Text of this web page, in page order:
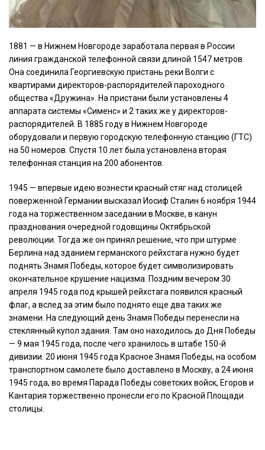
1881 — в Нижнем Новгороде заработала первая в России
линия гражданской телефонной связи длиной 1547 метров.
Она соединила Георгиевскую пристань реки Волги с
квартирами директоров-распорядителей пароходного
общества «Дружина». На пристани были установлены 4
аппарата системы «Сименс» и 2 таких же у директоров-
распорядителей. В 1885 году в Нижнем Новгороде
оборудовали и первую городскую телефонную станцию (ГТС)
на 50 номеров. Спустя 10 лет была установлена вторая
телефонная станция на 200 абонентов.
1945 — впервые идею вознести красный стяг над столицей
поверженной Германии высказал Иосиф Сталин 6 ноября 1944
года на торжественном заседании в Москве, в канун
празднования очередной годовщины Октябрьской
революции. Тогда же он принял решение, что при штурме
Берлина над зданием германского рейхстага нужно будет
поднять Знамя Победы, которое будет символизировать
окончательное крушение нацизма. Поздним вечером 30
апреля 1945 года под крышей рейхстага появился красный
флаг, а вслед за этим было поднято еще два таких же
знамени. На следующий день Знамя Победы перенесли на
стеклянный купол здания. Там оно находилось до Дня Победы
— 9 мая 1945 года, после чего хранилось в штабе 150-й
дивизии. 20 июня 1945 года Красное Знамя Победы, на особом
транспортном самолете было доставлено в Москву, а 24 июня
1945 года, во время Парада Победы советских войск, Егоров и
Кантария торжественно пронесли его по Красной Площади
столицы.